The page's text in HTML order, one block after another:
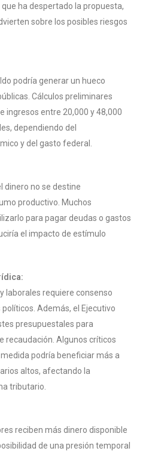
ha despertado la propuesta,
sobre los posibles riesgos
podría generar un hueco
Cálculos preliminares
ingresos entre 20,000 y 48,000
dependiendo del
y del gasto federal.
dinero no se destine
productivo. Muchos
para pagar deudas o gastos
el impacto de estímulo
laborales requiere consenso
Además, el Ejecutivo
presupuestales para
recaudación. Algunos críticos
podría beneficiar más a
altos, afectando la
tributario.
reciben más dinero disponible
de una presión temporal